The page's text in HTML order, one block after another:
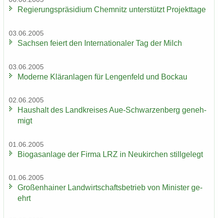
Re­gie­rungs­prä­si­di­um Chem­nitz un­ter­stützt Pro­jekt­ta­ge
03.06.2005
Sach­sen fei­ert den In­ter­na­tio­na­ler Tag der Milch
03.06.2005
Mo­der­ne Klär­an­la­gen für Len­gen­feld und Bo­ckau
02.06.2005
Haus­halt des Land­krei­ses Aue-​Schwarzenberg ge­neh­
migt
01.06.2005
Bio­gas­an­la­ge der Firma LRZ in Neu­kir­chen still­ge­legt
01.06.2005
Gro­ßen­hai­ner Land­wirt­schafts­be­trieb von Mi­nis­ter ge­
ehrt